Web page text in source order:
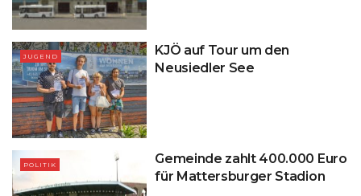
JUGEND
KJÖ auf Tour um den
Neusiedler See
POLITIK
Gemeinde zahlt 400.000 Euro
für Mattersburger Stadion